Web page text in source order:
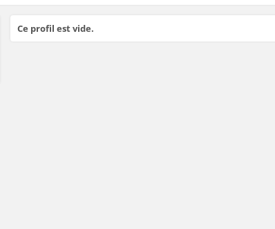
Ce profil est vide.